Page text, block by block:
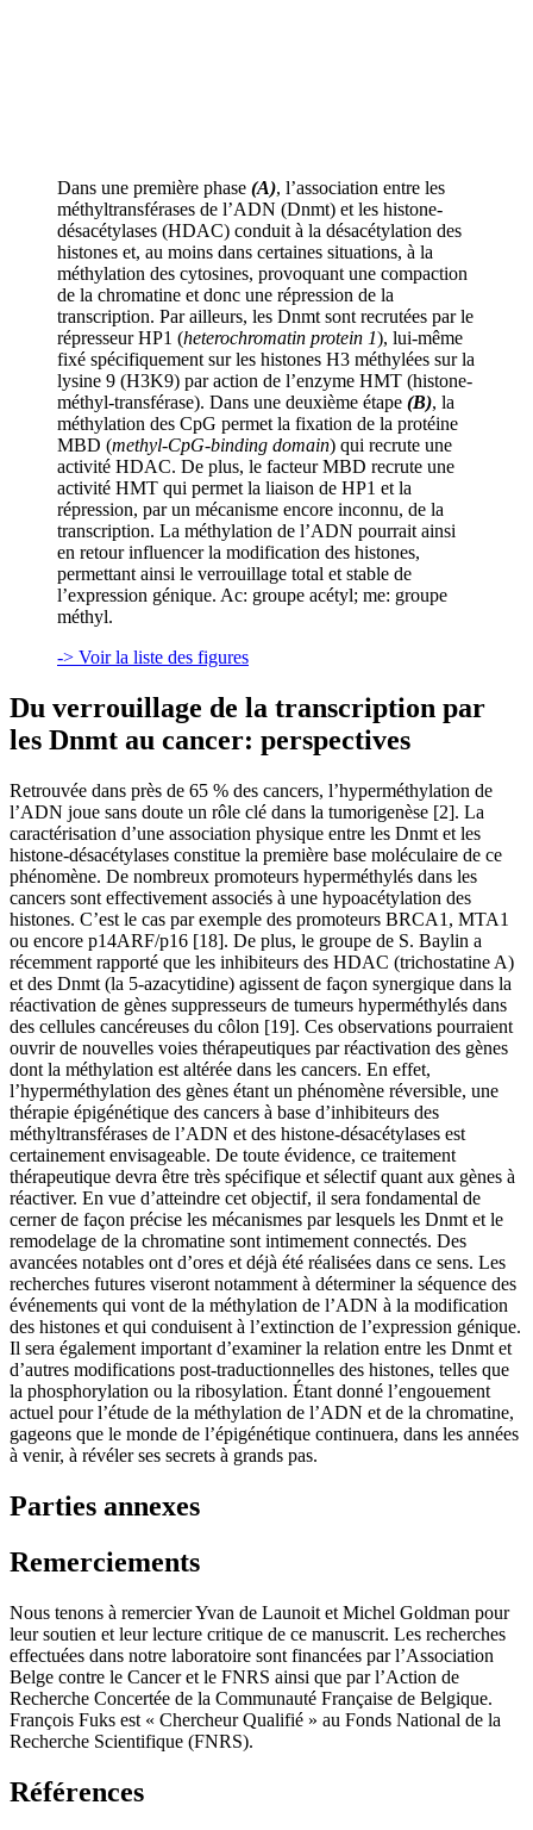
Dans une première phase (A), l’association entre les
méthyltransférases de l’ADN (Dnmt) et les histone-
désacétylases (HDAC) conduit à la désacétylation des
histones et, au moins dans certaines situations, à la
méthylation des cytosines, provoquant une compaction
de la chromatine et donc une répression de la
transcription. Par ailleurs, les Dnmt sont recrutées par le
répresseur HP1 (heterochromatin protein 1), lui-même
fixé spécifiquement sur les histones H3 méthylées sur la
lysine 9 (H3K9) par action de l’enzyme HMT (histone-
méthyl-transférase). Dans une deuxième étape (B), la
méthylation des CpG permet la fixation de la protéine
MBD (methyl-CpG-binding domain) qui recrute une
activité HDAC. De plus, le facteur MBD recrute une
activité HMT qui permet la liaison de HP1 et la
répression, par un mécanisme encore inconnu, de la
transcription. La méthylation de l’ADN pourrait ainsi
en retour influencer la modification des histones,
permettant ainsi le verrouillage total et stable de
l’expression génique. Ac: groupe acétyl; me: groupe
méthyl.
-> Voir la liste des figures
Du verrouillage de la transcription par
les Dnmt au cancer: perspectives
Retrouvée dans près de 65 % des cancers, l’hyperméthylation de
l’ADN joue sans doute un rôle clé dans la tumorigenèse [2]. La
caractérisation d’une association physique entre les Dnmt et les
histone-désacétylases constitue la première base moléculaire de ce
phénomène. De nombreux promoteurs hyperméthylés dans les
cancers sont effectivement associés à une hypoacétylation des
histones. C’est le cas par exemple des promoteurs BRCA1, MTA1
ou encore p14ARF/p16 [18]. De plus, le groupe de S. Baylin a
récemment rapporté que les inhibiteurs des HDAC (trichostatine A)
et des Dnmt (la 5-azacytidine) agissent de façon synergique dans la
réactivation de gènes suppresseurs de tumeurs hyperméthylés dans
des cellules cancéreuses du côlon [19]. Ces observations pourraient
ouvrir de nouvelles voies thérapeutiques par réactivation des gènes
dont la méthylation est altérée dans les cancers. En effet,
l’hyperméthylation des gènes étant un phénomène réversible, une
thérapie épigénétique des cancers à base d’inhibiteurs des
méthyltransférases de l’ADN et des histone-désacétylases est
certainement envisageable. De toute évidence, ce traitement
thérapeutique devra être très spécifique et sélectif quant aux gènes à
réactiver. En vue d’atteindre cet objectif, il sera fondamental de
cerner de façon précise les mécanismes par lesquels les Dnmt et le
remodelage de la chromatine sont intimement connectés. Des
avancées notables ont d’ores et déjà été réalisées dans ce sens. Les
recherches futures viseront notamment à déterminer la séquence des
événements qui vont de la méthylation de l’ADN à la modification
des histones et qui conduisent à l’extinction de l’expression génique.
Il sera également important d’examiner la relation entre les Dnmt et
d’autres modifications post-traductionnelles des histones, telles que
la phosphorylation ou la ribosylation. Étant donné l’engouement
actuel pour l’étude de la méthylation de l’ADN et de la chromatine,
gageons que le monde de l’épigénétique continuera, dans les années
à venir, à révéler ses secrets à grands pas.
Parties annexes
Remerciements
Nous tenons à remercier Yvan de Launoit et Michel Goldman pour
leur soutien et leur lecture critique de ce manuscrit. Les recherches
effectuées dans notre laboratoire sont financées par l’Association
Belge contre le Cancer et le FNRS ainsi que par l’Action de
Recherche Concertée de la Communauté Française de Belgique.
François Fuks est « Chercheur Qualifié » au Fonds National de la
Recherche Scientifique (FNRS).
Références